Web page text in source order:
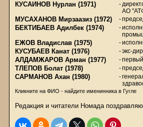
КУСАИНОВ Нурлан (1971) -
АО
МУСАХАНОВ Мирзаазиз (1972) -
БЕКТИБАЕВ Адилбек (1974) -
ЕЖОВ Владислав (1975) -
КУСУБАЕВ Канат (1976) -экс-
АЛДАМЖАРОВ Арман (1977) -
ТЛЕПОВ Болат (1978) -
САРМАНОВ Ахан (1980) -
Кликните на ФИО - найдите именинника в Гугле
Редакция и читатели Номада